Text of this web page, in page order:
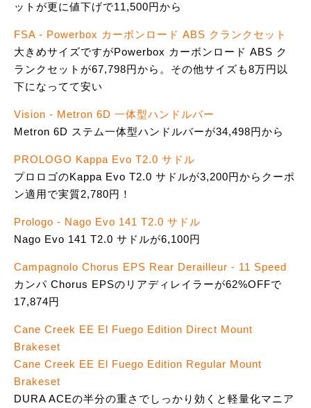
ットが更に値下げで11,500円から
FSA - Powerbox カーボンロード ABS クランクセット
大きめサイズですがPowerbox カーボンロード ABS ク
ランクセットが67,798円から。その他サイズも8万円以
下になってて安い
Vision - Metron 6D 一体型ハンドルバー
Metron 6D ステム一体型ハンドルバーが34,498円から
PROLOGO Kappa Evo T2.0 サドル
プロロゴのKappa Evo T2.0 サドルが3,200円からクーポ
ン適用で実質2,780円！
Prologo - Nago Evo 141 T2.0 サドル
Nago Evo 141 T2.0 サドルが6,100円
Campagnolo Chorus EPS Rear Derailleur - 11 Speed
カンパ Chorus EPSのリアディレイラーが62%OFFで
17,874円
Cane Creek EE El Fuego Edition Direct Mount
Brakeset
Cane Creek EE El Fuego Edition Regular Mount
Brakeset
DURA ACEの半分の重さでしっかり効くと軽量化マニア